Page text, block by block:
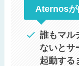
Aternosが
誰もマル
ないとサ
起動する